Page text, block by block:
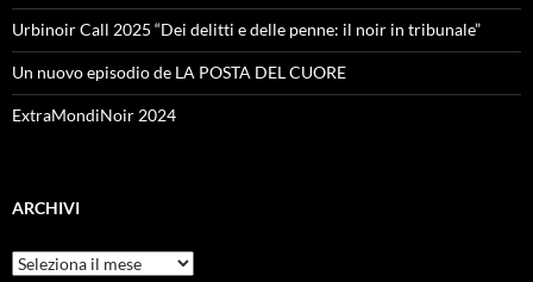
Urbinoir Call 2025 “Dei delitti e delle penne: il noir in tribunale”
Un nuovo episodio de LA POSTA DEL CUORE
ExtraMondiNoir 2024
ARCHIVI
Archivi